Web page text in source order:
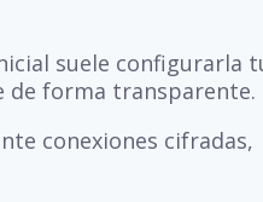
suele configurarla
de forma transparente.
conexiones cifradas,